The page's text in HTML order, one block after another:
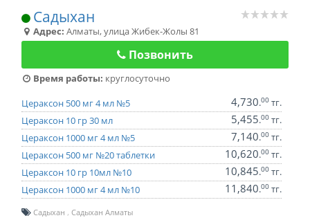
Садыхан
Адрес: Алматы,улица Жибек-Жолы 81
Позвонить
Время работы: круглосуточно
Цераксон 500 мг 4 мл №5
4,730.00 тг.
Цераксон 10 гр 30 мл
5,455.00 тг.
Цераксон 1000 мг 4 мл №5
7,140.00 тг.
Цераксон 500 мг №20 таблетки
10,620.00 тг.
Цераксон 10 гр 10мл №10
10,845.00 тг.
Цераксон 1000 мг 4 мл №10
11,840.00 тг.
Садыхан Садыхан Алматы